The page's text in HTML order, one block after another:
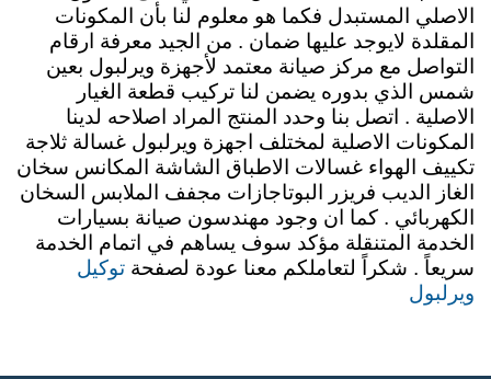
الاصلي المستبدل فكما هو معلوم لنا بأن المكونات
المقلدة لايوجد عليها ضمان . من الجيد معرفة ارقام
التواصل مع مركز صيانة معتمد لأجهزة ويرلبول بعين
شمس الذي بدوره يضمن لنا تركيب قطعة الغيار
الاصلية . اتصل بنا وحدد المنتج المراد اصلاحه لدينا
المكونات الاصلية لمختلف اجهزة ويرلبول غسالة ثلاجة
تكييف الهواء غسالات الاطباق الشاشة المكانس سخان
الغاز الديب فريزر البوتاجازات مجفف الملابس السخان
الكهربائي . كما ان وجود مهندسون صيانة بسيارات
الخدمة المتنقلة مؤكد سوف يساهم في اتمام الخدمة
سريعاً . شكراً لتعاملكم معنا عودة لصفحة توكيل
ويرلبول